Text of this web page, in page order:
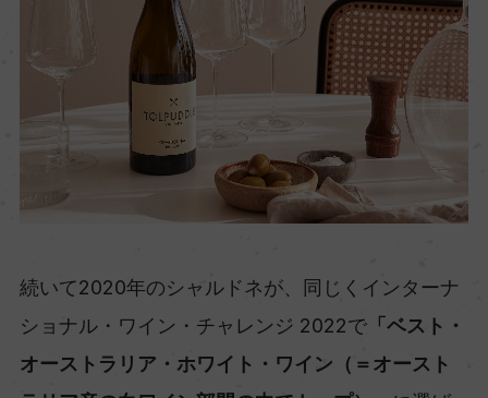
続いて2020年のシャルドネが、同じくインターナ
ショナル・ワイン・チャレンジ 2022で「ベスト・
オーストラリア・ホワイト・ワイン（＝オースト